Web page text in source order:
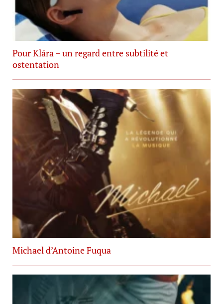
Pour Klára – un regard entre subtilité et
ostentation
Michael d’Antoine Fuqua